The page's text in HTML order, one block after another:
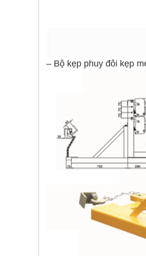
– Bộ kẹp phuy đôi kẹp